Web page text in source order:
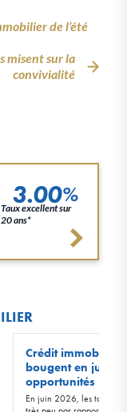
de l’été
misent sur la
convivialité
3.00%
Taux excellent sur
20 ans*
Crédit immobilier
bougent en juin
opportunités !
En juin 2026, les taux